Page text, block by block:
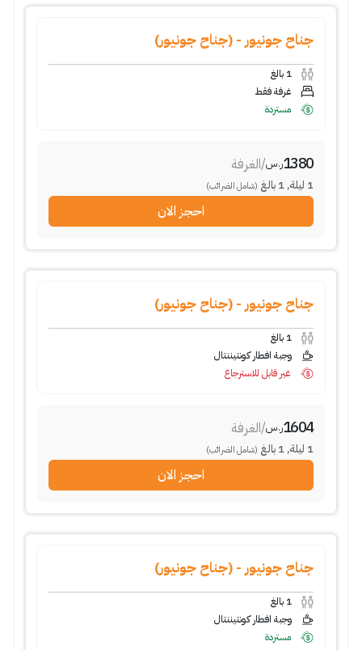
جناح جونيور - (جناح جونيور)
1 بالغ
غرفة فقط
مستردة
1380ر.س/الغرفة
1 ليلة,
1 بالغ (شامل الضرائب)
احجز الان
جناح جونيور - (جناح جونيور)
1 بالغ
وجبة افطار كونتيننتال
غير قابل للاسترجاع
1604ر.س/الغرفة
1 ليلة,
1 بالغ (شامل الضرائب)
احجز الان
جناح جونيور - (جناح جونيور)
1 بالغ
وجبة افطار كونتيننتال
مستردة